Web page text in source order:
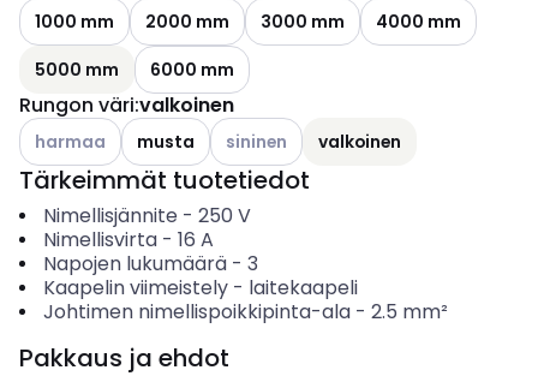
1000 mm 2000 mm 3000 mm
4000 mm
5000 mm
6000 mm
Rungon väri:valkoinen
Katso käytettävissä olevat vaihtoehdot
harmaa musta Katso käytettävissä olevat
sininen valkoinen
Tärkeimmät tuotetiedot
Nimellisjännite - 250 V
Nimellisvirta- 16 A
Napojen lukumäärä- 3
Kaapelin viimeistely- laitekaapeli
Johtimen nimellispoikkipinta-ala- 2.5 mm²
Pakkaus ja ehdot